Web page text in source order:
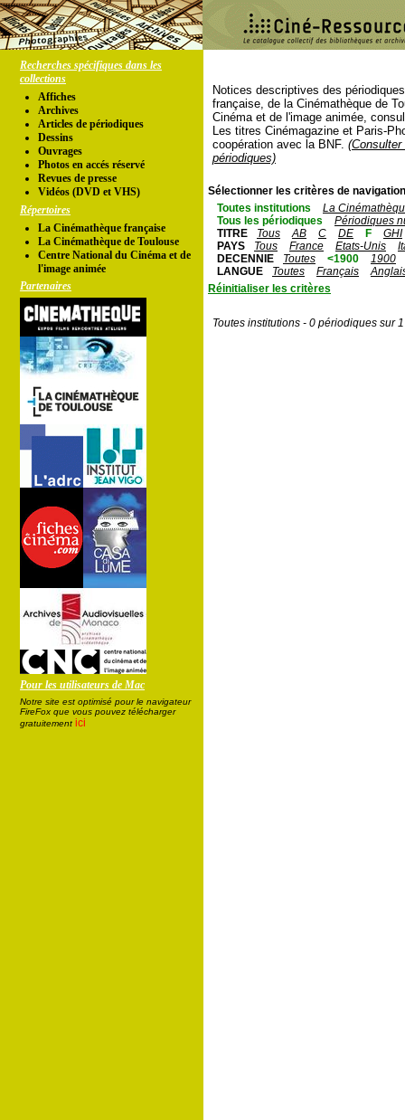
Recherches spécifiques dans les
collections
Affiches
Archives
Articles de périodiques
Dessins
Ouvrages
Photos en accés réservé
Revues de presse
Vidéos (DVD et VHS)
Répertoires
La Cinémathèque française
La Cinémathèque de Toulouse
Centre National du Cinéma et de
l'image animée
Partenaires
Pour les utilisateurs de Mac
Notre site est optimisé pour le navigateur
FireFox que vous pouvez télécharger
gratuitement ici
Notices descriptives des
française, de la Cinémathèque de
Cinéma et de l'image animée,
Les titres Cinémagazine et Paris-
coopération avec la BNF.
périodiques)
Sélectionner les critères de
Toutes institutions
La
Tous les périodiques
Périodiques
TITRE
Tous AB C DE F
GHI
PAYS
Tous France Etats-Unis
DECENNIE
Toutes <1900
1900
LANGUE
Toutes Français
Réinitialiser les critères
Toutes institutions - 0 périodiques sur